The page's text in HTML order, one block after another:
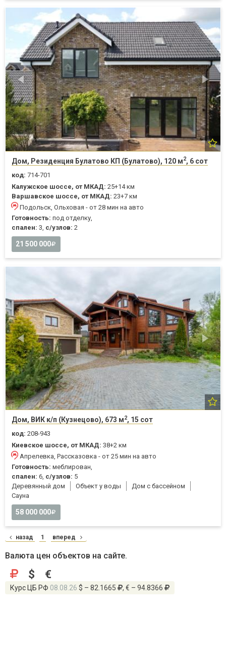
Дом, Резиденция Булатово КП (Булатово), 120 м2, 6 сот
код: 714-701
Калужское шоссе, от МКАД: 25+14 км
Варшавское шоссе, от МКАД: 23+7 км
Подольск, Ольховая - от 28 мин на авто
Готовность: под отделку,
спален: 3, с/узлов: 2
21 500 000
Дом, ВИК к/п (Кузнецово), 673 м2, 15 сот
код: 208-943
Киевское шоссе, от МКАД: 38+2 км
Апрелевка, Рассказовка - от 25 мин на авто
Готовность: меблирован,
спален: 6, с/узлов: 5
Деревянный дом
Объект у воды
Дом с бассейном
Cауна
58 000 000
назад 1 вперед
Валюта цен объектов на сайте.
$ €
Курс ЦБ РФ 08.08.26 $ – 82.1665 , € – 94.8366